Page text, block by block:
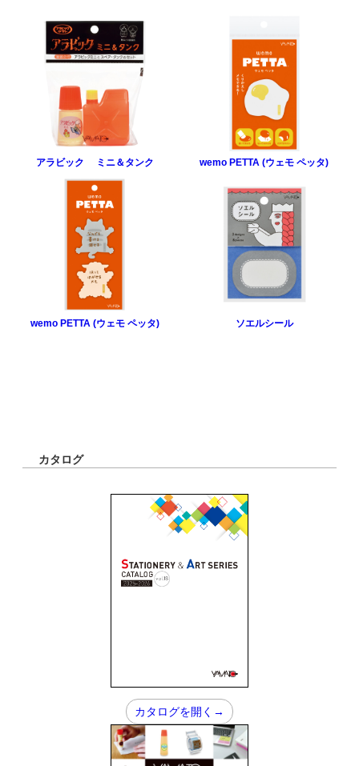
アラビック ミニ＆タンク wemo PETTA (ウェモ ペッタ)
wemo PETTA (ウェモ ペッタ) ソエルシール
カタログ
カタログを開く→